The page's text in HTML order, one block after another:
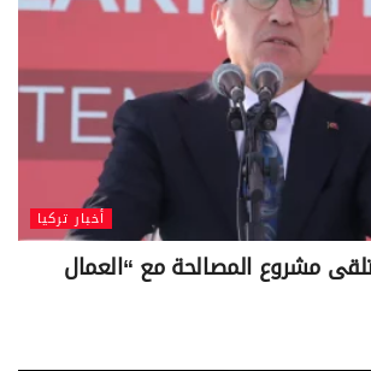
أخبار تركيا
مشروع المصالحة مع “العمال